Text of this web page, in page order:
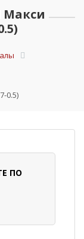
0.5)
ПО